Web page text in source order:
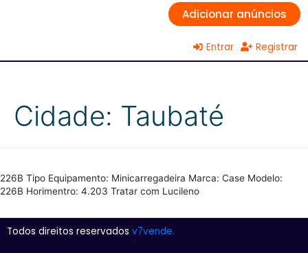
Adicionar anúncios
Entrar Registrar
Cidade: Taubaté
226B Tipo Equipamento: Minicarregadeira Marca: Case Modelo:
226B Horimentro: 4.203 Tratar com Lucileno
Todos direitos reservados v7vende.